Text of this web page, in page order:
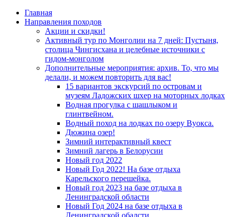
Главная
Направления походов
Акции и скидки!
Активный тур по Монголии на 7 дней: Пустыня,
столица Чингисхана и целебные источники с
гидом-монголом
Дополнительные мероприятия: архив. То, что мы
делали, и можем повторить для вас!
15 вариантов экскурсий по островам и
музеям Ладожских шхер на моторных лодках
Водная прогулка с шашлыком и
глинтвейном.
Водный поход на лодках по озеру Вуокса.
Дюжина озер!
Зимний интерактивный квест
Зимний лагерь в Белорусии
Новый год 2022
Новый Год 2022! На базе отдыха
Карельского перешейка.
Новый год 2023 на базе отдыха в
Ленинградской области
Новый Год 2024 на базе отдыха в
Ленинградской обалсти